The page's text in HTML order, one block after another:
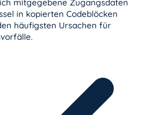
mitgegebene Zugangsdaten
in kopierten Codeblöcken
häufigsten Ursachen für